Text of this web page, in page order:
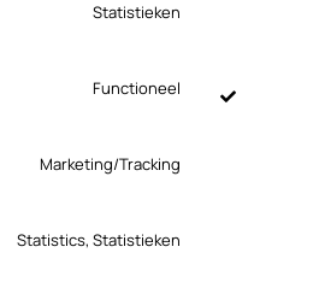
Statistieken
service
Functioneel
Consent
Marketing/Tracking
Statistics, Statistieken